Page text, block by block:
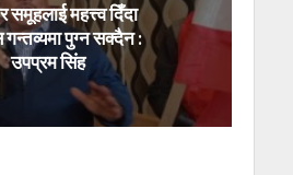
समूहलाई महत्त्व दिँदा
पुग्न सक्दैन :
उपप्रम सिंह